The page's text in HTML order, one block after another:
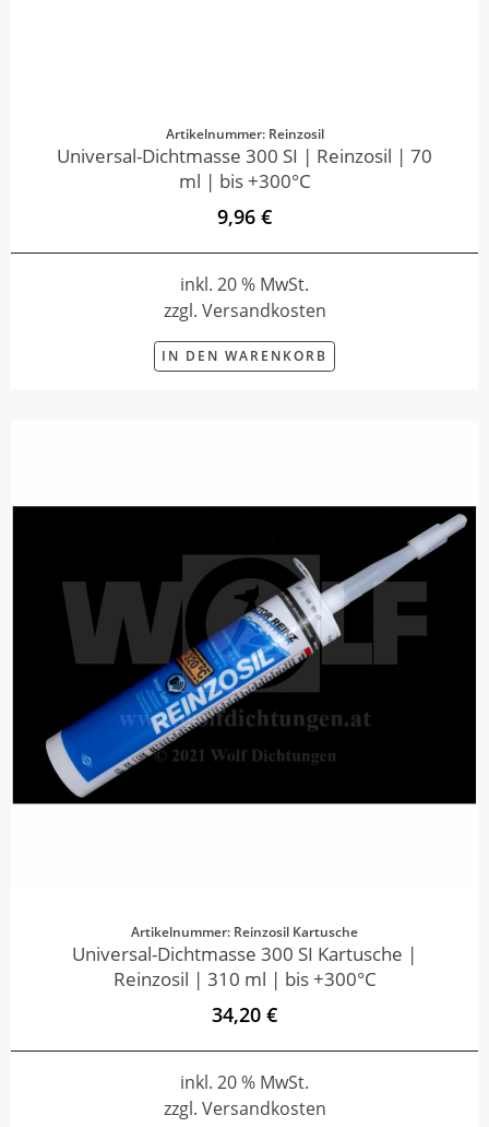
Artikelnummer: Reinzosil
Universal-Dichtmasse 300 SI | Reinzosil | 70
ml | bis +300°C
9,96 €
inkl. 20 % MwSt.
zzgl. Versandkosten
IN DEN WARENKORB
Artikelnummer: Reinzosil Kartusche
Universal-Dichtmasse 300 SI Kartusche |
Reinzosil | 310 ml | bis +300°C
34,20 €
inkl. 20 % MwSt.
zzgl. Versandkosten